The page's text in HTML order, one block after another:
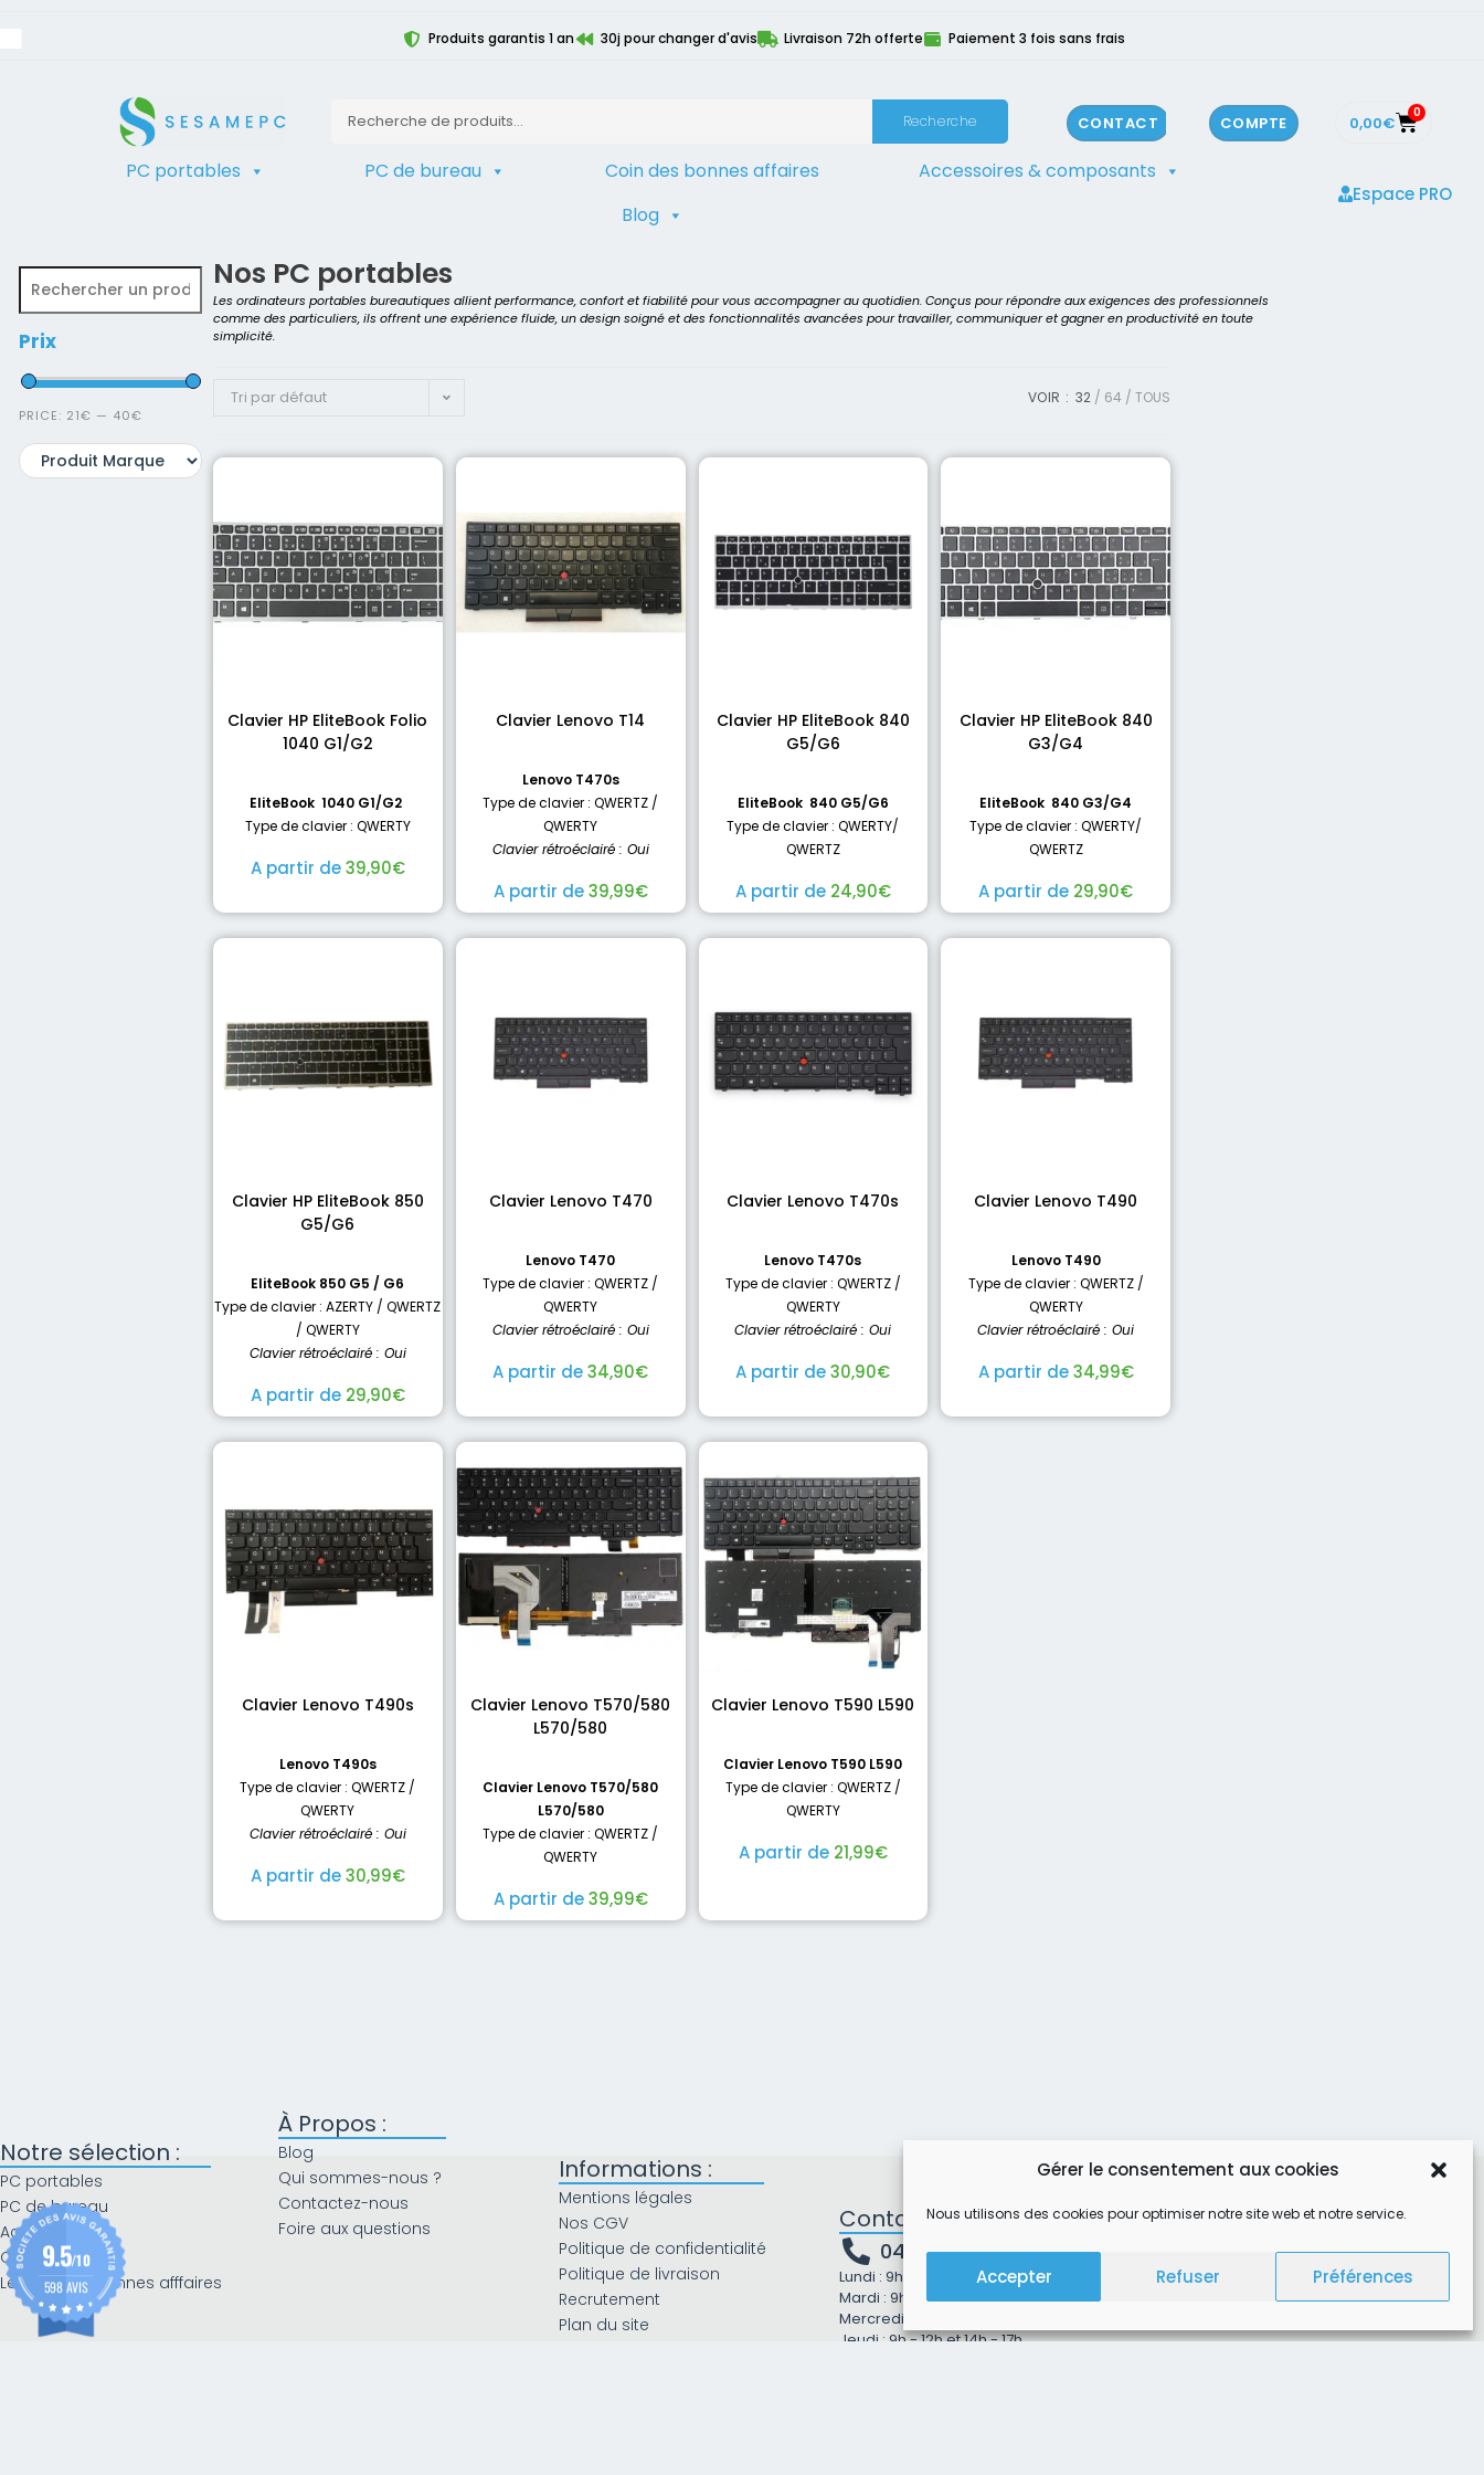
Gérer le consentement aux cookies
Nous utilisons des cookies pour optimiser notre site web et notre service.
Accepter Refuser Préférences
Produits garantis 1 an 30j pour changer d'avis Livraison 72h offerte Paiement 3 fois sans frais
Recherche CONTACT COMPTE 0,00€ 0
PC portables PC de bureau Coin des bonnes affaires
Accessoires & composants
Blog
Espace PRO
Prix
PRICE: 21€ — 40€
Nos PC portables
Les ordinateurs portables bureautiques allient performance, confort et fiabilité pour vous accompagner au quotidien. Conçus pour répondre aux exigences des professionnels
comme des particuliers, ils offrent une expérience fluide, un design soigné et des fonctionnalités avancées pour travailler, communiquer et gagner en productivité en toute
simplicité.
Tri par défaut VOIR : 32 64 TOUS
Clavier HP EliteBook Folio
1040 G1/G2
EliteBook 1040 G1/G2
Type de clavier : QWERTY
A partir de39,90€
Clavier Lenovo T14
Lenovo T470s
Type de clavier : QWERTZ /
QWERTY
Clavier rétroéclairé : Oui
A partir de39,99€
Clavier HP EliteBook 840
G5/G6
EliteBook 840 G5/G6
Type de clavier : QWERTY/
QWERTZ
A partir de 24,90€
Clavier HP EliteBook 840
G3/G4
EliteBook 840 G3/G4
Type de clavier : QWERTY/
QWERTZ
A partir de 29,90€
Clavier HP EliteBook 850
G5/G6
EliteBook 850 G5 / G6
Type de clavier : AZERTY / QWERTZ
/ QWERTY
Clavier rétroéclairé : Oui
A partir de 29,90€
Clavier Lenovo T470
Lenovo T470
Type de clavier : QWERTZ /
QWERTY
Clavier rétroéclairé : Oui
A partir de34,90€
Clavier Lenovo T470s
Lenovo T470s
Type de clavier : QWERTZ /
QWERTY
Clavier rétroéclairé : Oui
A partir de30,90€
Clavier Lenovo T490
Lenovo T490
Type de clavier : QWERTZ /
QWERTY
Clavier rétroéclairé : Oui
A partir de34,99€
Clavier Lenovo T490s
Lenovo T490s
Type de clavier : QWERTZ /
QWERTY
Clavier rétroéclairé : Oui
A partir de30,99€
Clavier Lenovo T570/580
L570/580
Clavier Lenovo T570/580
L570/580
Type de clavier : QWERTZ /
QWERTY
A partir de39,99€
Clavier Lenovo T590 L590
Clavier Lenovo T590 L590
Type de clavier : QWERTZ /
QWERTY
A partir de 21,99€
Notre sélection :
PC portables
PC de bureau
Accessoires
Composants
Le coin des bonnes afffaires
À Propos :
Blog
Qui sommes-nous ?
Contactez-nous
Foire aux questions
Informations :
Mentions légales
Nos CGV
Politique de confidentialité
Politique de livraison
Recrutement
Plan du site
Contact
04 13 41 60 73
Lundi : 9h - 12h et 14h - 17h
Mardi : 9h - 12h et 14h - 17h
Mercredi : 9h - 12h et 14h - 17h
Jeudi : 9h - 12h et 14h - 17h
9.5/10
598 AVIS